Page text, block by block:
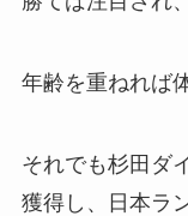
年齢を重ねれば
それでも杉田ダ
獲得し、日本ラ